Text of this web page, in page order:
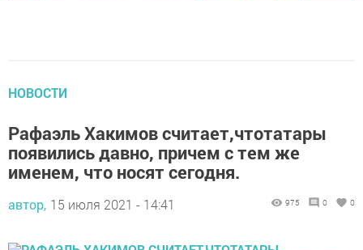
НОВОСТИ
Рафаэль Хакимов считает,чтотатары
появились давно, причем с тем же
именем, что носят сегодня.
автор, 15 июля 2021 - 14:41 975 0 0